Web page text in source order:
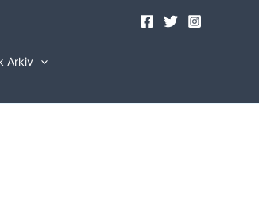
Arkiv